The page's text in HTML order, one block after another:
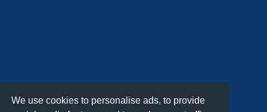
We use cookies to personalise ads, to provide